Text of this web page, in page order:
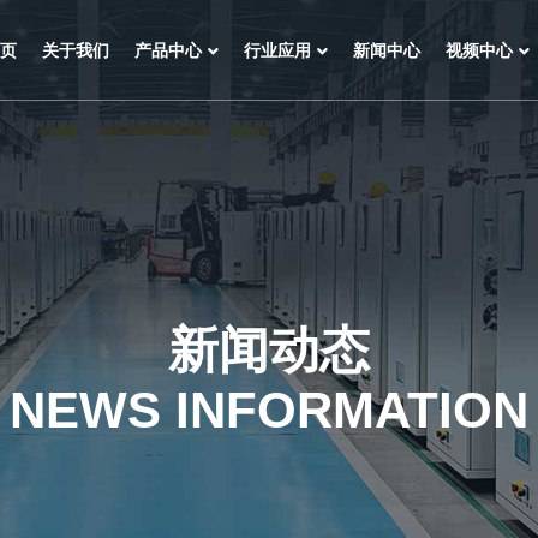
关于我们 产品中心 行业应用 新闻中心 视频中心
新闻动态
NEWS INFORMATION